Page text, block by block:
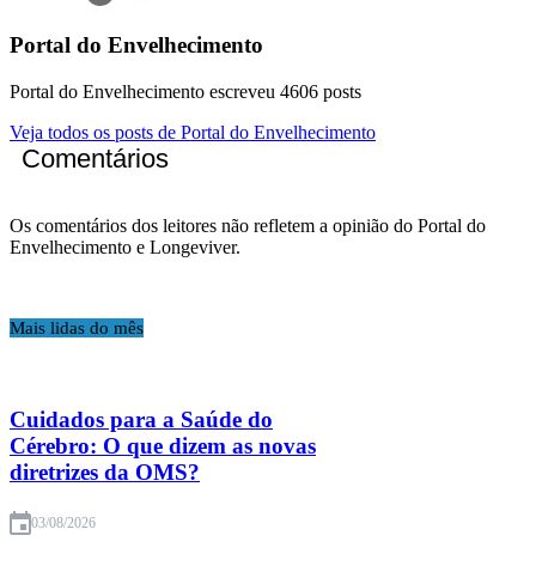
Portal do Envelhecimento
Portal do Envelhecimento escreveu 4606 posts
Veja todos os posts de Portal do Envelhecimento
Comentários
Os comentários dos leitores não refletem a opinião do Portal do
Envelhecimento e Longeviver.
Mais lidas do mês
Cuidados para a Saúde do
Cérebro: O que dizem as novas
diretrizes da OMS?
03/08/2026